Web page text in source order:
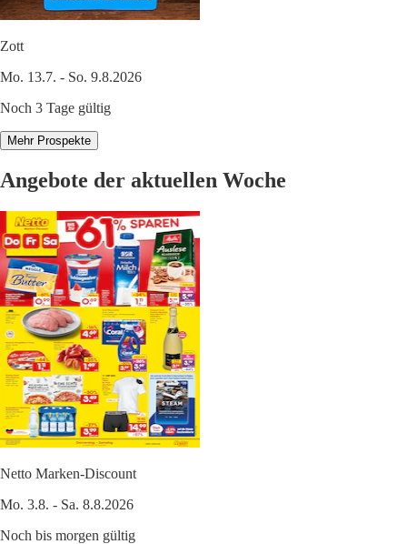
Zott
Mo. 13.7. - So. 9.8.2026
Noch 3 Tage gültig
Mehr Prospekte
Angebote der aktuellen Woche
Netto Marken-Discount
Mo. 3.8. - Sa. 8.8.2026
Noch bis morgen gültig